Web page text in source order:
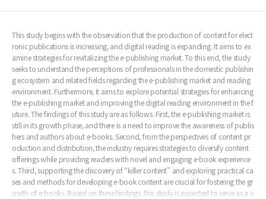
This study begins with the observation that the production of content for elect
ronic publications is increasing, and digital reading is expanding. It aims to ex
amine strategies for revitalizing the e-publishing market. To this end, the study
seeks to understand the perceptions of professionals in the domestic publishin
g ecosystem and related fields regarding the e-publishing market and reading
environment. Furthermore, it aims to explore potential strategies for enhancing
the e-publishing market and improving the digital reading environment in the f
uture. The findings of this study are as follows. First, the e-publishing market is
still in its growth phase, and there is a need to improve the awareness of publis
hers and authors about e-books. Second, from the perspectives of content pr
oduction and distribution, the industry requires strategies to diversify content
offerings while providing readers with novel and engaging e-book experience
s. Third, supporting the discovery of “killer content” and exploring practical ca
ses and methods for developing e-book content are crucial for fostering the gr
owth of e-books. Based on these findings, this study is expected to serve as a v